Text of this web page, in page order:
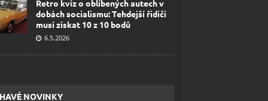
Retro kvíz o oblíbených autech v
dobách socialismu: Tehdejší řidiči
musí získat 10 z 10 bodů
6.5.2026
NOVINKY